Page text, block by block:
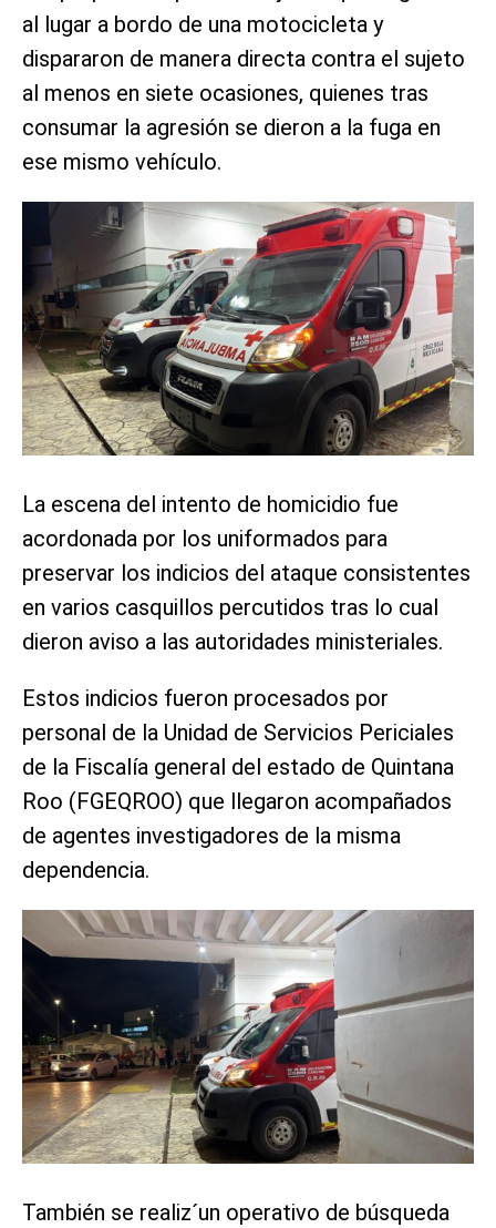
al lugar a bordo de una motocicleta y
dispararon de manera directa contra el sujeto
al menos en siete ocasiones, quienes tras
consumar la agresión se dieron a la fuga en
ese mismo vehículo.
La escena del intento de homicidio fue
acordonada por los uniformados para
preservar los indicios del ataque consistentes
en varios casquillos percutidos tras lo cual
dieron aviso a las autoridades ministeriales.
Estos indicios fueron procesados por
personal de la Unidad de Servicios Periciales
de la Fiscalía general del estado de Quintana
Roo (FGEQROO) que llegaron acompañados
de agentes investigadores de la misma
dependencia.
También se realiz´un operativo de búsqueda